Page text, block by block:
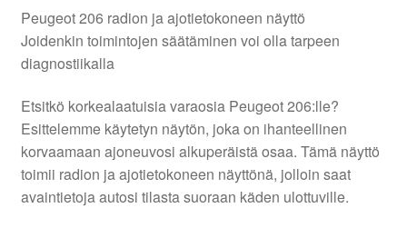
Peugeot 206 radion ja ajotietokoneen näyttö
Joidenkin toimintojen säätäminen voi olla tarpeen
diagnostiikalla
Etsitkö korkealaatuisia varaosia Peugeot 206:lle?
Esittelemme käytetyn näytön, joka on ihanteellinen
korvaamaan ajoneuvosi alkuperäistä osaa. Tämä näyttö
toimii radion ja ajotietokoneen näyttönä, jolloin saat
avaintietoja autosi tilasta suoraan käden ulottuville.